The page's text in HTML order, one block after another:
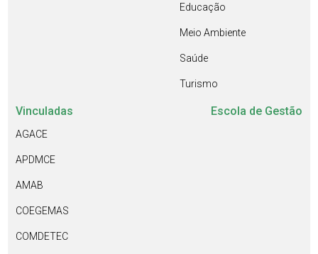
Educação
Meio Ambiente
Saúde
Turismo
Vinculadas
AGACE
APDMCE
AMAB
COEGEMAS
COMDETEC
Escola de Gestão